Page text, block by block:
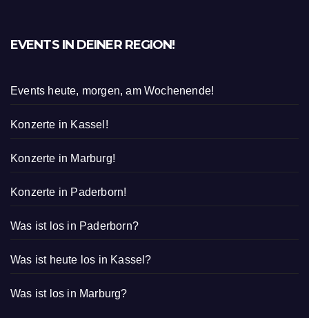
EVENTS IN DEINER REGION!
Events heute, morgen, am Wochenende!
Konzerte in Kassel!
Konzerte in Marburg!
Konzerte in Paderborn!
Was ist los in Paderborn?
Was ist heute los in Kassel?
Was ist los in Marburg?